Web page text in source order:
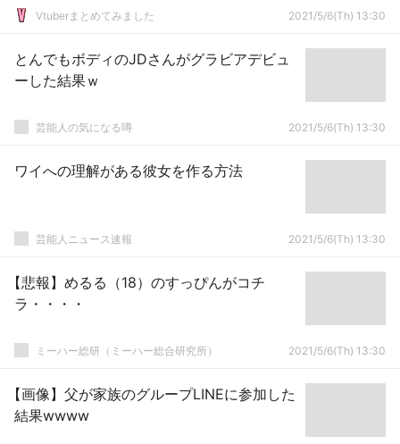
使うし実力大事だから
Vtuberまとめてみました 2021/5/6(Th) 13:30
とんでもボディのJDさんがグラビアデビュ
ーした結果ｗ
芸能人の気になる噂 2021/5/6(Th) 13:30
ワイへの理解がある彼女を作る方法
芸能人ニュース速報 2021/5/6(Th) 13:30
【悲報】めるる（18）のすっぴんがコチ
ラ・・・・
ミーハー総研（ミーハー総合研究所） 2021/5/6(Th) 13:30
【画像】父が家族のグループLINEに参加した
結果wwww